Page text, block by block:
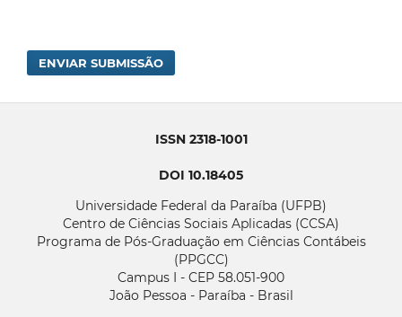
ENVIAR SUBMISSÃO
ISSN 2318-1001
DOI 10.18405
Universidade Federal da Paraíba (UFPB)
Centro de Ciências Sociais Aplicadas (CCSA)
Programa de Pós-Graduação em Ciências Contábeis
(PPGCC)
Campus I - CEP 58.051-900
João Pessoa - Paraíba - Brasil